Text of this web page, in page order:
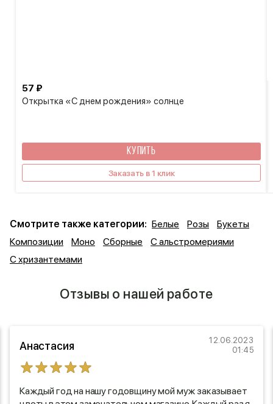
Открытка «С днем рождения» солнце
57 ₽
КУПИТЬ
Заказать в 1 клик
Смотрите также категории: Белые Розы
Букеты
Композиции
Моно Сборные
С альстромериями
С хризантемами
Отзывы о нашей работе
Анастасия
12.06.2023
01:45
Каждый год на нашу годовщину мой муж заказывает